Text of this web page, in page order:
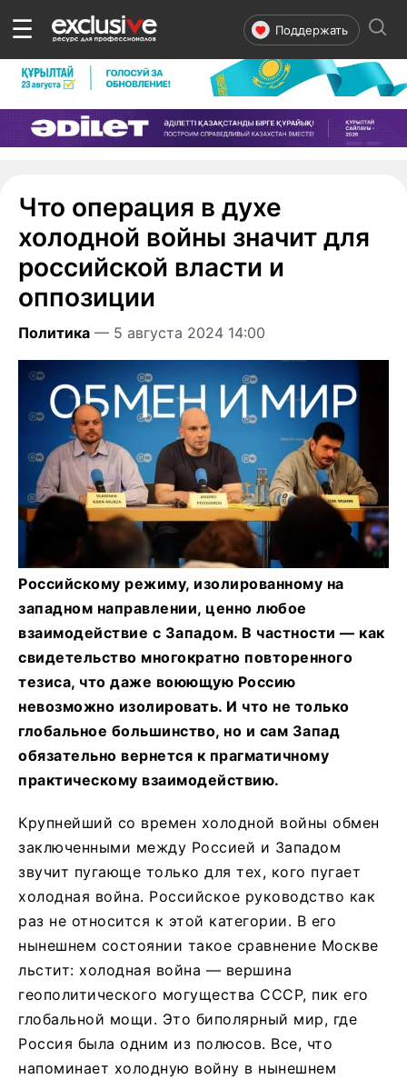
☰ Поддержать
Что операция в духе
холодной войны значит для
российской власти и
оппозиции
Политика — 5 августа 2024 14:00
Российскому режиму, изолированному на
западном направлении, ценно любое
взаимодействие с Западом. В частности — как
свидетельство многократно повторенного
тезиса, что даже воюющую Россию
невозможно изолировать. И что не только
глобальное большинство, но и сам Запад
обязательно вернется к прагматичному
практическому взаимодействию.
Крупнейший со времен холодной войны обмен
заключенными между Россией и Западом
звучит пугающе только для тех, кого пугает
холодная война. Российское руководство как
раз не относится к этой категории. В его
нынешнем состоянии такое сравнение Москве
льстит: холодная война — вершина
геополитического могущества СССР, пик его
глобальной мощи. Это биполярный мир, где
Россия была одним из полюсов. Все, что
напоминает холодную войну в нынешнем